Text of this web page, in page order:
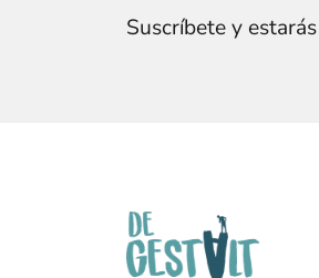
Suscríbete y